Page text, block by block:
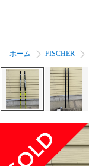
ホーム FISCHER